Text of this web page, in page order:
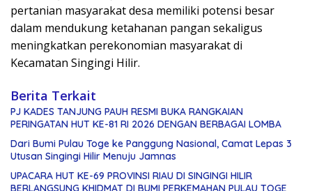
pertanian masyarakat desa memiliki potensi besar
dalam mendukung ketahanan pangan sekaligus
meningkatkan perekonomian masyarakat di
Kecamatan Singingi Hilir.
Berita Terkait
PJ KADES TANJUNG PAUH RESMI BUKA RANGKAIAN
PERINGATAN HUT KE-81 RI 2026 DENGAN BERBAGAI LOMBA
Dari Bumi Pulau Toge ke Panggung Nasional, Camat Lepas 3
Utusan Singingi Hilir Menuju Jamnas
UPACARA HUT KE-69 PROVINSI RIAU DI SINGINGI HILIR
BERLANGSUNG KHIDMAT DI BUMI PERKEMAHAN PULAU TOGE